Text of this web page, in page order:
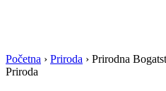
Početna › Priroda › Prirodna
Priroda